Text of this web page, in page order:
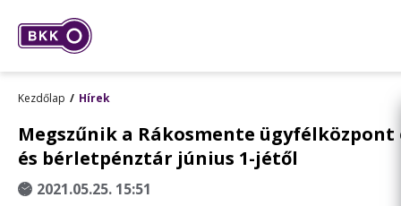
Kezdőlap Hírek
Megszűnik a Rákosmente ügyfélközpont
és bérletpénztár június 1-jétől
2021.05.25. 15:51